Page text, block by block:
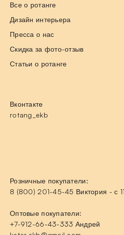
Все о ротанге
Дизайн интерьера
Пресса о нас
Скидка за фото-отзыв
Статьи о ротанге
Вконтакте
rotang_ekb
Розничные покупатели:
8 (800) 201-45-45 Виктория - с
Оптовые покупатели:
+7-912-66-43-333 Андрей